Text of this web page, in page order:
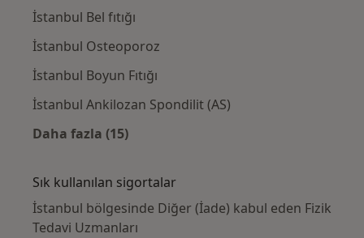
İstanbul Bel fıtığı
İstanbul Osteoporoz
İstanbul Boyun Fıtığı
İstanbul Ankilozan Spondilit (AS)
Daha fazla (15)
Sık kullanılan sigortalar
İstanbul bölgesinde Diğer (İade) kabul eden Fizik
Tedavi Uzmanları